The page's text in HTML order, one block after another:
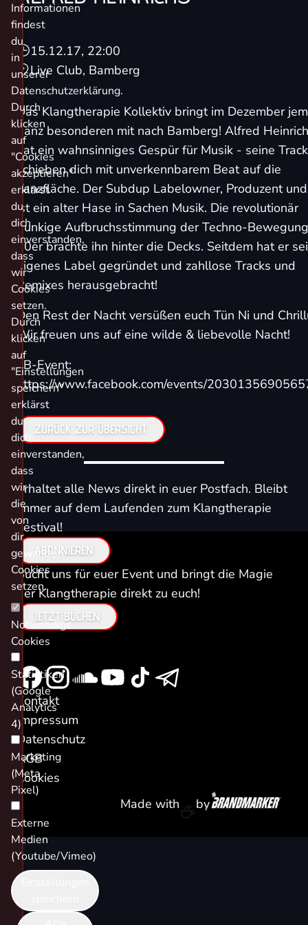
15.12.17, 22:00
Live Club, Bamberg
Das Klangtherapie Kollektiv bringt im Dezember
ganz besonderen mit nach Bamberg! Alfred
hat ein wahnsinniges Gespür für Musik - seine
schieben dich mit unverkennbarem Beat auf die
Tanzfläche. Der Subdup Labelowner, Produzent und
ist ein alter Hase in Sachen Musik. Die revolutionär
punkige Aufbruchsstimmung der Techno-
90er brachte ihn hinter die Decks. Seitdem hat er
eigenes Label gegründet und zahllose Tracks und
Remixes herausgebracht!
Den Rest der Nacht versüßen euch Tün Ni und
Wir freuen uns auf eine wilde & liebevolle Nacht!
FB-Event:
https://www.facebook.com/events/
ZURÜCK ZUR ÜBERSICHT
Erhaltet alle News direkt in euer Postfach. Bleibt
immer auf dem Laufenden zum Klangtherapie
Festival!
ABONNIEREN
Bucht uns für euer Event und bringt die Magie
der Klangtherapie direkt zu euch!
JETZT BUCHEN
Kontakt
Impressum
Datenschutz
AGB
Cookies
Made with
by
Informationen
findest
du
in
unserer
Datenschutzerklärung.
Durch
klicken
auf
"Cookies
akzeptieren"
erklärst
du
dich
einverstanden,
dass
wir
Cookies
setzen.
Durch
klicken
auf
"Einstellungen
speichern"
erklärst
du
dich
einverstanden,
dass
wir
die
von
dir
gewählten
Cookies
setzen.
Notwendige
Cookies
Statistiken
(Google
Analytics
4)
Marketing
(Meta
Pixel)
Externe
Medien
(Youtube/Vimeo)